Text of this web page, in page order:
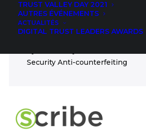
TRUST VALLEY DAY 2021
AUTRES ÉVÉNEMENTS
ACTUALITÉS
DIGITAL TRUST LEADERS AWARDS
ICT
FIELDS
Security Anti-counterfeiting